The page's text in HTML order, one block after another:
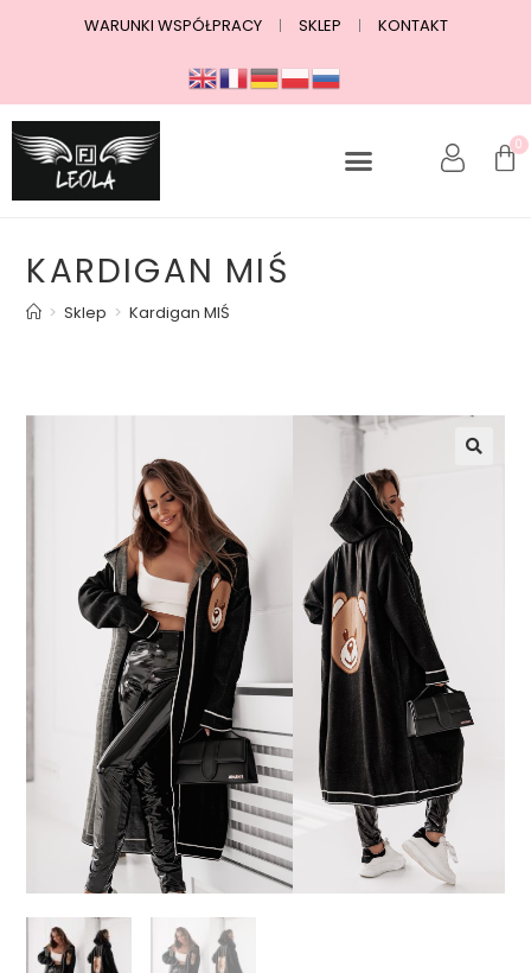
WARUNKI WSPÓŁPRACY SKLEP KONTAKT
0
KARDIGAN MIŚ
> Sklep > Kardigan MIŚ